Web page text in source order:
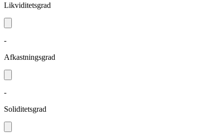
Likviditetsgrad
-
Afkastningsgrad
-
Soliditetsgrad